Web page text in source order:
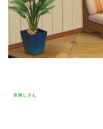
名無しさん